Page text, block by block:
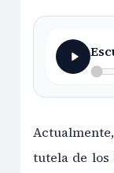
tutela de los